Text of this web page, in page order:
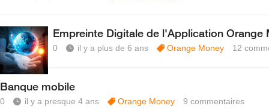
Empreinte Digitale de l'Application Orange
0 il y a plus de 6 ans Orange Money 12
Banque mobile
0 il y a presque 4 ans Orange Money 9 commentaires